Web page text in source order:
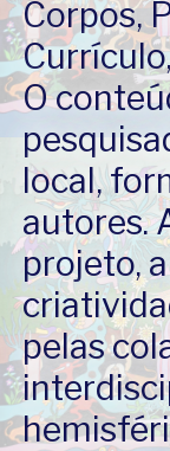
Corpos,
O
local,
autores.
projeto,
pelas